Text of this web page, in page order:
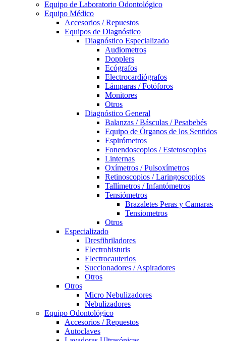
Equipo de Laboratorio Odontológico
Equipo Médico
Accesorios / Repuestos
Equipos de Diagnóstico
Diagnóstico Especializado
Audiometros
Dopplers
Ecógrafos
Electrocardiógrafos
Lámparas / Fotóforos
Monitores
Otros
Diagnóstico General
Balanzas / Básculas / Pesabebés
Equipo de Órganos de los Sentidos
Espirómetros
Fonendoscopios / Estetoscopios
Linternas
Oxímetros / Pulsoxímetros
Retinoscopios / Laringoscopios
Tallímetros / Infantómetros
Tensiómetros
Brazaletes Peras y Camaras
Tensiometros
Otros
Especializado
Dresfibriladores
Electrobisturis
Electrocauterios
Succionadores / Aspiradores
Otros
Otros
Micro Nebulizadores
Nebulizadores
Equipo Odontológico
Accesorios / Repuestos
Autoclaves